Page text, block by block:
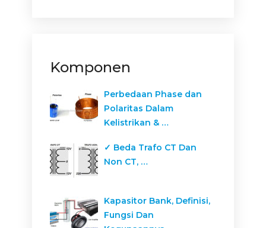
Komponen
Perbedaan Phase dan
Polaritas Dalam
Kelistrikan & …
✓ Beda Trafo CT Dan
Non CT, …
Kapasitor Bank, Definisi,
Fungsi Dan